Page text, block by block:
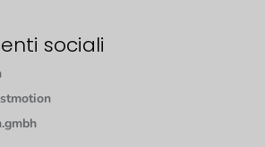
sociali